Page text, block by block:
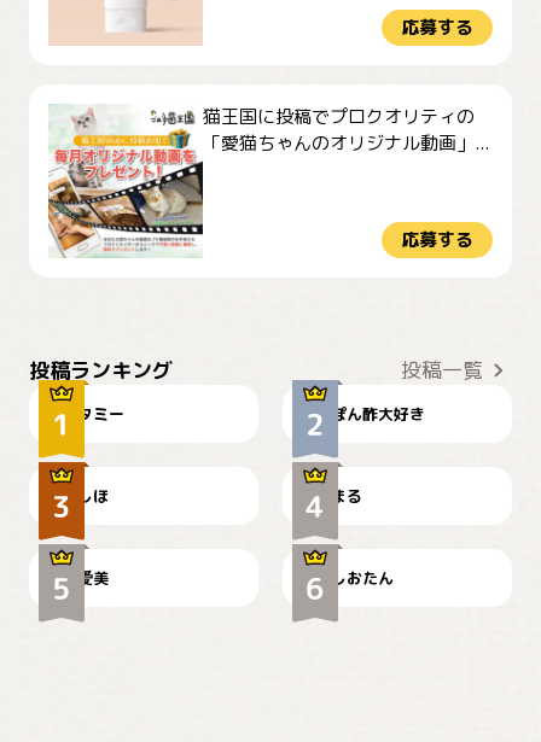
応募する
猫王国に投稿でプロクオリティの
「愛猫ちゃんのオリジナル動画」...
応募する
投稿ランキング 投稿一覧
タミー ぽん酢大好き
お弁当になりたいにゃ😽
しほ
🤦‍♀️
まる
かわいい毛玉つき
爱美
暑い日が続くにゃ
しおたん